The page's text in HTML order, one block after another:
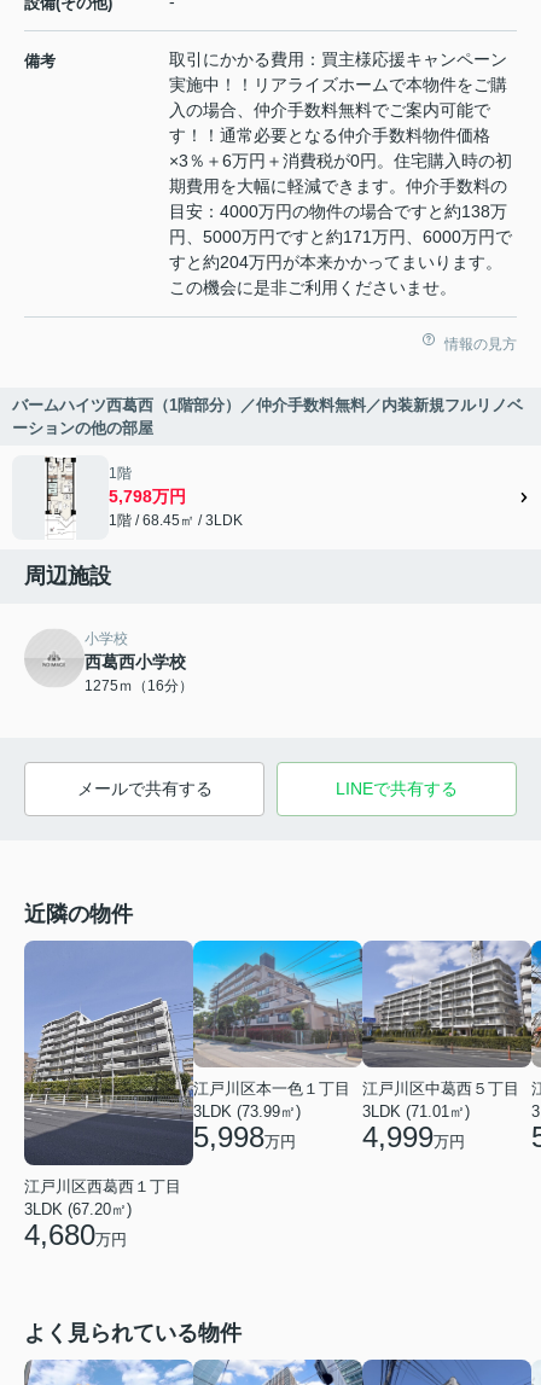
備考
取引にかかる費用：買主様応援キャンペーン
実施中！！リアライズホームで本物件をご購
入の場合、仲介手数料無料でご案内可能で
す！！通常必要となる仲介手数料物件価格
×3％＋6万円＋消費税が0円。住宅購入時の初
期費用を大幅に軽減できます。仲介手数料の
目安：4000万円の物件の場合ですと約138万
円、5000万円ですと約171万円、6000万円で
すと約204万円が本来かかってまいります。
この機会に是非ご利用くださいませ。
情報の見方
バームハイツ西葛西（1階部分）／仲介手数料無料／内装新規フルリノベ
ーションの他の部屋
1階
5,798万円
1階 / 68.45㎡ / 3LDK
周辺施設
小学校
西葛西小学校
1275ｍ（16分）
メールで共有する LINEで共有する
近隣の物件
江戸川区西葛西１丁目
3LDK (67.20㎡)
4,680万円
江戸川区本一色１丁目
3LDK (73.99㎡)
5,998万円
江戸川区中葛西５丁目
3LDK (71.01㎡)
4,999万円
よく見られている物件